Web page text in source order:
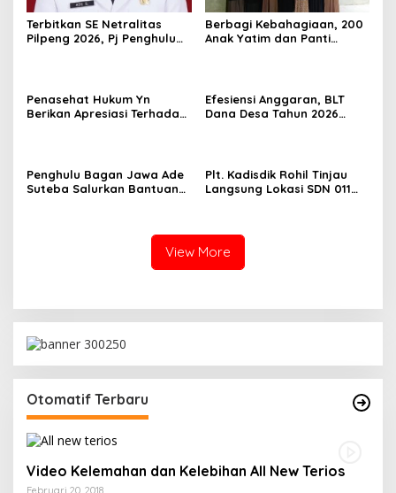
Terbitkan SE Netralitas
Pilpeng 2026, Pj Penghulu
Berbagi Kebahagiaan, 200
Anak Yatim dan Panti
Penasehat Hukum Yn
Berikan Apresiasi Terhadap
Efesiensi Anggaran, BLT
Dana Desa Tahun 2026
Penghulu Bagan Jawa Ade
Suteba Salurkan Bantuan
Plt. Kadisdik Rohil Tinjau
Langsung Lokasi SDN 011
View More
Otomatif Terbaru
Video Kelemahan dan Kelebihan All New Terios
Februari 20, 2018